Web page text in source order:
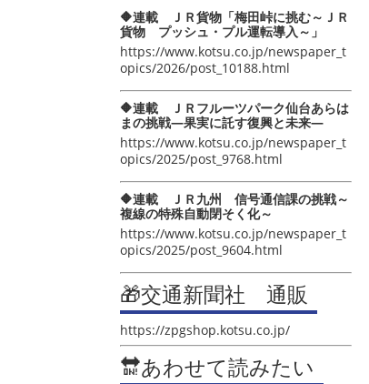
🔶連載 ＪＲ貨物「梅田峠に挑む～ＪＲ
貨物 プッシュ・プル運転導入～」
https://www.kotsu.co.jp/newspaper_t
opics/2026/post_10188.html
🔶連載 ＪＲフルーツパーク仙台あらは
まの挑戦―果実に託す復興と未来―
https://www.kotsu.co.jp/newspaper_t
opics/2025/post_9768.html
🔶連載 ＪＲ九州 信号通信課の挑戦～
複線の特殊自動閉そく化～
https://www.kotsu.co.jp/newspaper_t
opics/2025/post_9604.html
🎁交通新聞社 通販
https://zpgshop.kotsu.co.jp/
🔛あわせて読みたい